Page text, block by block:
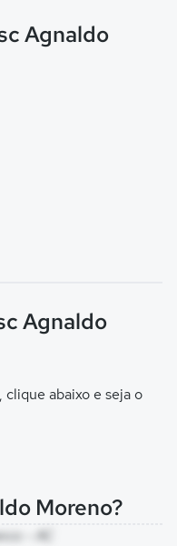
Agnaldo
Agnaldo
clique abaixo e seja o
Moreno?
- AC